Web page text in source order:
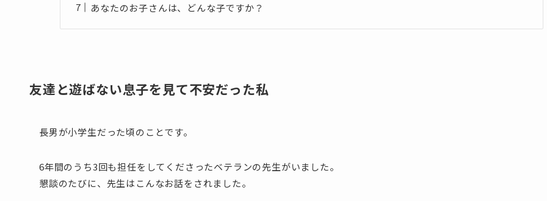
あなたのお子さんは、どんな子ですか？
友達と遊ばない息子を見て不安だった私
長男が小学生だった頃のことです。
6年間のうち3回も担任をしてくださったベテランの先生がいました。
懇談のたびに、先生はこんなお話をされました。